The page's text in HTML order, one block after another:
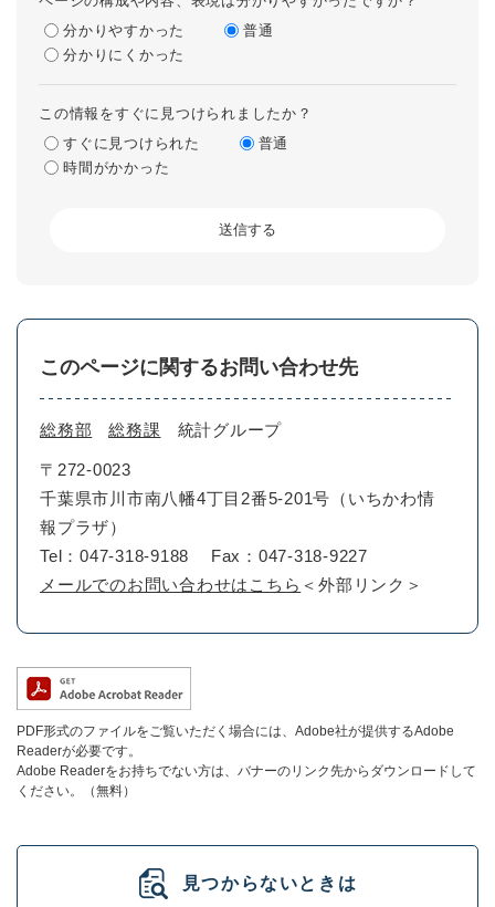
分かりやすかった
普通
分かりにくかった
この情報をすぐに見つけられましたか？
すぐに見つけられた
普通
時間がかかった
このページに関するお問い合わせ先
総務部 総務課 統計グループ
〒272-0023
千葉県市川市南八幡4丁目2番5-201号（いちかわ情
報プラザ）
Tel：047-318-9188
Fax：047-318-9227
メールでのお問い合わせはこちら ＜外部リンク＞
PDF形式のファイルをご覧いただく場合には、Adobe社が提供するAdobe
Readerが必要です。
Adobe Readerをお持ちでない方は、バナーのリンク先からダウンロードして
ください。（無料）
見つからないときは